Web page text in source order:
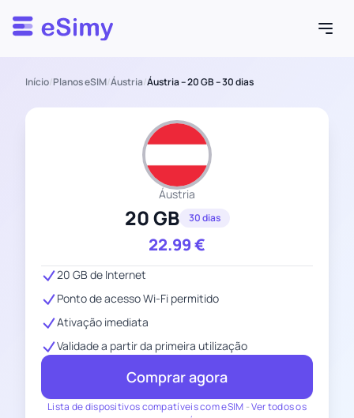
Esimy
Início/Planos eSIM/Áustria/Áustria – 20 GB – 30 dias
Áustria
20 GB 30 dias
22.99€
Lista de dispositivos compatíveis com eSIM -Ver todos os
20 GB de Internet
Ponto de acesso Wi-Fi permitido
Ativação imediata
Validade a partir da primeira utilização
Comprar agora